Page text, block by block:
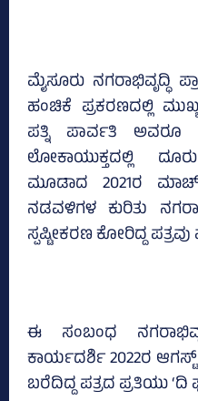
ಮೈಸೂರು ನಗರಾಭಿವೃದ್ಧಿ
ಹಂಚಿಕೆ ಪ್ರಕರಣದಲ್ಲಿ
ಪತ್ನಿ ಪಾರ್ವತಿ ಅವರೂ
ಲೋಕಾಯುಕ್ತದಲ್ಲಿ
ಮೂಡಾದ 2021ರ
ನಡವಳಿಗಳ ಕುರಿತು
ಸ್ಪಷ್ಟೀಕರಣ ಕೋರಿದ್ದ
ಈ ಸಂಬಂಧ
ಕಾರ್ಯದರ್ಶಿ 2022ರ
ಬರೆದಿದ್ದ ಪತ್ರದ ಪ್ರತಿಯು ‘ದಿ